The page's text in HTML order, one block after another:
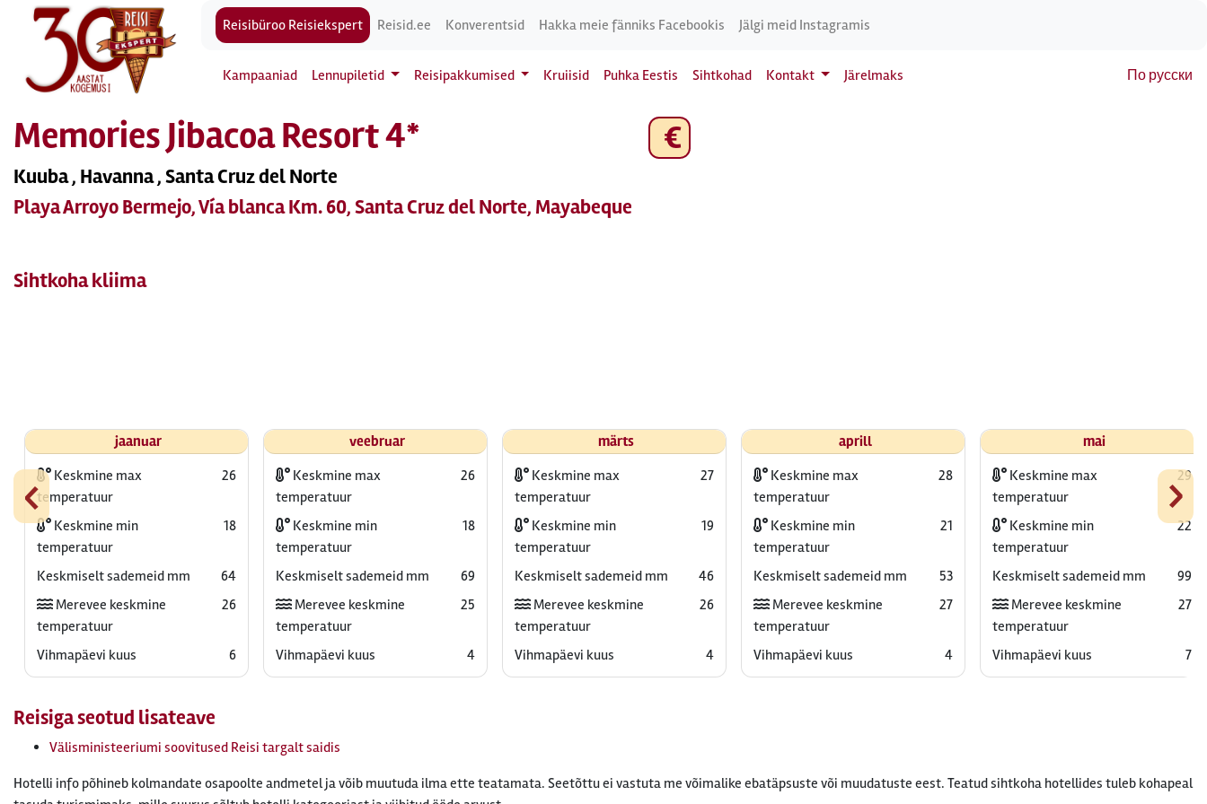
Reisibüroo Reisiekspert Reisid.ee Konverentsid Hakka meie fänniks Facebookis Jälgi meid Instagramis
Kampaaniad Lennupiletid Reisipakkumised Kruiisid Puhka Eestis Sihtkohad Kontakt Järelmaks По русски
Memories Jibacoa Resort 4*
Kuuba , Havanna , Santa Cruz del Norte
Playa Arroyo Bermejo, Vía blanca Km. 60, Santa Cruz del Norte, Mayabeque
€
Sihtkoha kliima
‹ ›
jaanuar
Keskmine max
temperatuur
26
Keskmine min
temperatuur
18
Keskmiselt sademeid mm
64
Merevee keskmine
temperatuur
26
Vihmapäevi kuus 6
veebruar
Keskmine max
temperatuur
26
Keskmine min
temperatuur
18
Keskmiselt sademeid mm
69
Merevee keskmine
temperatuur
25
Vihmapäevi kuus 4
märts
Keskmine max
temperatuur
27
Keskmine min
temperatuur
19
Keskmiselt sademeid mm
46
Merevee keskmine
temperatuur
26
Vihmapäevi kuus 4
aprill
Keskmine max
temperatuur
28
Keskmine min
temperatuur
21
Keskmiselt sademeid mm
53
Merevee keskmine
temperatuur
27
Vihmapäevi kuus 4
mai
Keskmine max
temperatuur
29
Keskmine min
temperatuur
22
Keskmiselt sademeid mm
99
Merevee keskmine
temperatuur
27
Vihmapäevi kuus 7
Reisiga seotud lisateave
Välisministeeriumi soovitused Reisi targalt saidis
Hotelli info põhineb kolmandate osapoolte andmetel ja võib muutuda ilma ette teatamata. Seetõttu ei vastuta me võimalike ebatäpsuste või muudatuste eest. Teatud sihtkoha hotellides tuleb kohapeal